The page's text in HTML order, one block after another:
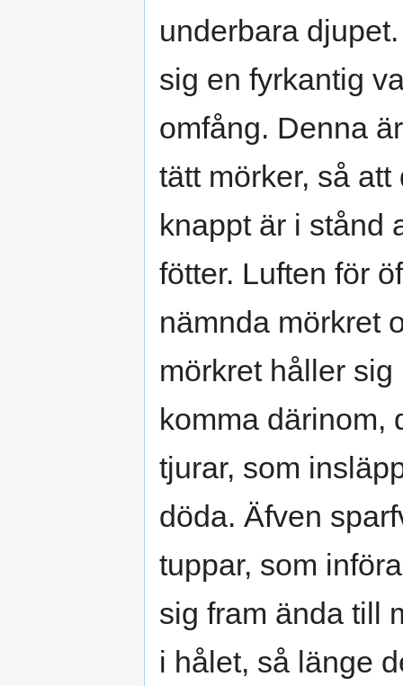
underbara
sig en fyrkantig
omfång. Denna
tätt mörker, så
knappt är i stånd
fötter. Luften för
nämnda mörkret
mörkret håller
komma därinom,
tjurar, som
döda. Äfven
tuppar, som
sig fram ända till
i hålet, så länge